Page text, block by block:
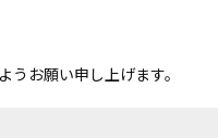
お願い申し上げます。